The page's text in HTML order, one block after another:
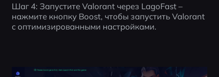
Шаг 4: Запустите Valorant через LagoFast –
нажмите кнопку Boost, чтобы запустить Valorant
с оптимизированными настройками.